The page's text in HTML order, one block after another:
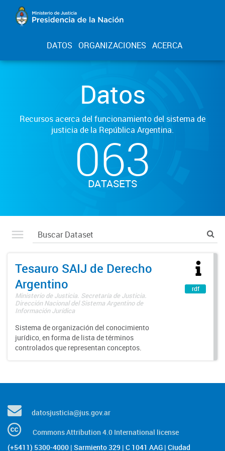
DATOS ORGANIZACIONES ACERCA
Datos
Recursos acerca del funcionamiento del sistema de
justicia de la República Argentina.
063
DATASETS
Tesauro SAIJ de Derecho
Argentino
Ministerio de Justicia. Secretaría de Justicia.
Dirección Nacional del Sistema Argentino de
Información Jurídica
Sistema de organización del conocimiento
jurídico, en forma de lista de términos
controlados que representan conceptos.
rdf
datosjusticia@jus.gov.ar
Commons Attribution 4.0 International license
(+5411) 5300-4000 | Sarmiento 329 | C 1041 AAG | Ciudad